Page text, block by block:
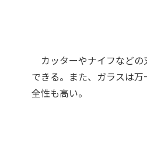
カッターやナイフなどの
できる。また、ガラスは
全性も高い。